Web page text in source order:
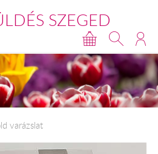
SZEGED
varázslat